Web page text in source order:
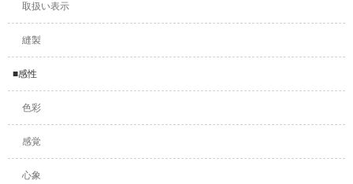
取扱い表示
縫製
■感性
色彩
感覚
心象